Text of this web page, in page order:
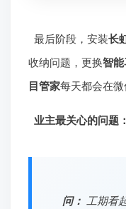
最后阶段，安装长
收纳问题，更换智
目管家每天都会在微
业主最关心的问题：
问： 工期看